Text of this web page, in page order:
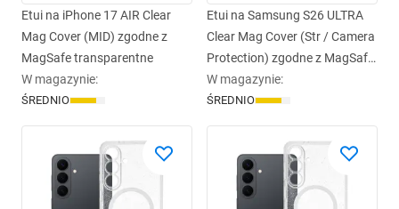
Etui na iPhone 17 AIR Clear
Mag Cover (MID) zgodne z
MagSafe transparentne
W magazynie:
ŚREDNIO
Etui na Samsung S26 ULTRA
Clear Mag Cover (Str / Camera
Protection) zgodne z MagSafe
transparentne
W magazynie:
ŚREDNIO